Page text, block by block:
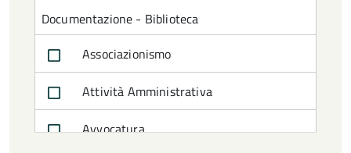
Documentazione - Biblioteca
Associazionismo
Attività Amministrativa
Avvocatura